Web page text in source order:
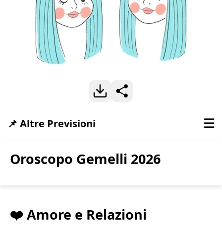
Oroscopo Gemelli 2026
❤️ Amore e Relazioni
📌 Altre Previsioni ☰